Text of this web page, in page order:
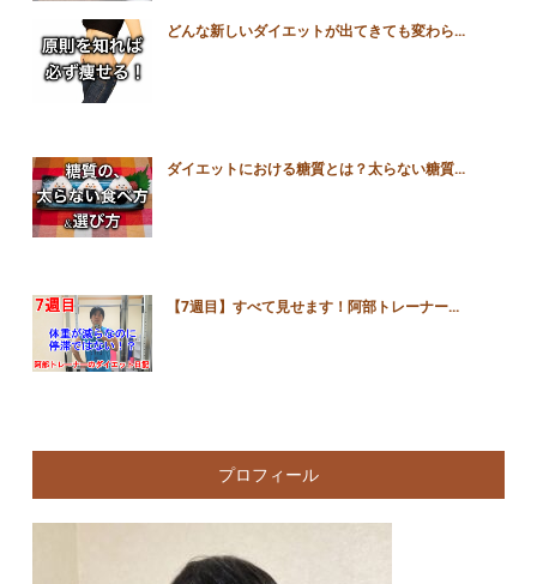
どんな新しいダイエットが出てきても変わら...
ダイエットにおける糖質とは？太らない糖質...
【7週目】すべて見せます！阿部トレーナー...
プロフィール